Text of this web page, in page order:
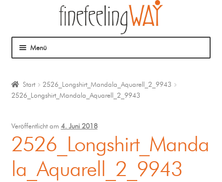
Menü
Mein Angebot
Coaching
Klangmassage
Start
2526_Longshirt_Mandala_Aquarell_2_9943
2526_Longshirt_Mandala_Aquarell_2_9943
Veröffentlicht am 4. Juni 2018
2526_Longshirt_Manda
la_Aquarell_2_9943